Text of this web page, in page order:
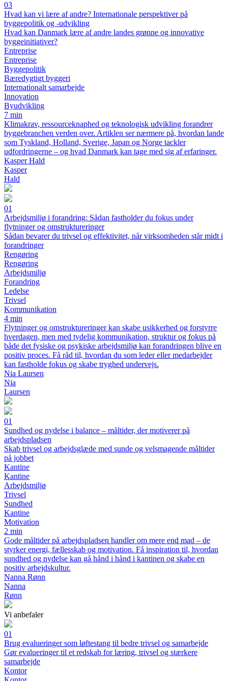
03
Hvad kan vi lære af andre? Internationale perspektiver på
byggepolitik og -udvikling
Hvad kan Danmark lære af andre landes grønne og innovative
byggeinitiativer?
Entreprise
Entreprise
Byggepolitik
Bæredygtigt byggeri
Internationalt samarbejde
Innovation
Byudvikling
7 min
Klimakrav, ressourceknaphed og teknologisk udvikling forandrer
byggebranchen verden over. Artiklen ser nærmere på, hvordan lande
som Tyskland, Holland, Sverige, Japan og Norge tackler
udfordringerne – og hvad Danmark kan tage med sig af erfaringer.
Kasper Hald
Kasper
Hald
01
Arbejdsmiljø i forandring: Sådan fastholder du fokus under
flytninger og omstruktureringer
Sådan bevarer du trivsel og effektivitet, når virksomheden står midt i
forandringer
Rengøring
Rengøring
Arbejdsmiljø
Forandring
Ledelse
Trivsel
Kommunikation
4 min
Flytninger og omstruktureringer kan skabe usikkerhed og forstyrre
hverdagen, men med tydelig kommunikation, struktur og fokus på
både det fysiske og psykiske arbejdsmiljø kan forandringen blive en
positiv proces. Få råd til, hvordan du som leder eller medarbejder
kan fastholde fokus og skabe tryghed undervejs.
Nia Laursen
Nia
Laursen
01
Sundhed og nydelse i balance – måltider, der motiverer på
arbejdspladsen
Skab trivsel og arbejdsglæde med sunde og velsmagende måltider
på jobbet
Kantine
Kantine
Arbejdsmiljø
Trivsel
Sundhed
Kantine
Motivation
2 min
Gode måltider på arbejdspladsen handler om mere end mad – de
styrker energi, fællesskab og motivation. Få inspiration til, hvordan
sundhed og nydelse kan gå hånd i hånd i kantinen og skabe en
positiv arbejdskultur.
Nanna Rønn
Nanna
Rønn
Vi anbefaler
01
Brug evalueringer som løftestang til bedre trivsel og samarbejde
Gør evalueringer til et redskab for læring, trivsel og stærkere
samarbejde
Kontor